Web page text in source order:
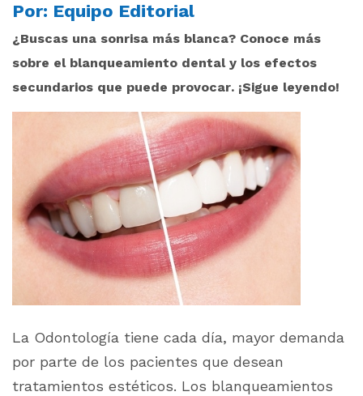
Por: Equipo Editorial
¿Buscas una sonrisa más blanca? Conoce más
sobre el blanqueamiento dental y los efectos
secundarios que puede provocar. ¡Sigue leyendo!
La Odontología tiene cada día, mayor demanda
por parte de los pacientes que desean
tratamientos estéticos. Los blanqueamientos